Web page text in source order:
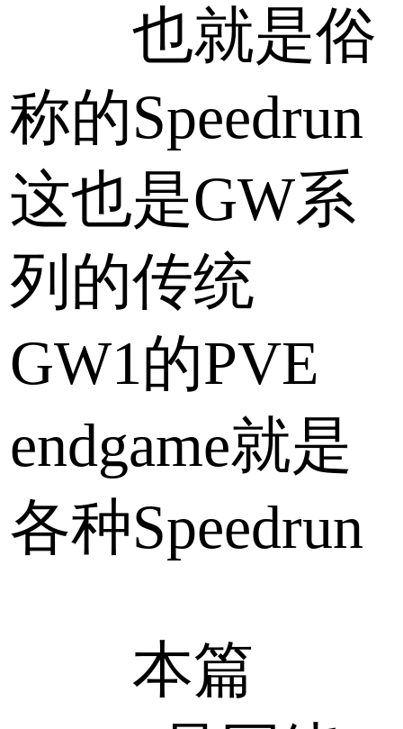
也就是俗
称的Speedrun
这也是GW系
列的传统
GW1的PVE
endgame就是
各种Speedrun
本篇